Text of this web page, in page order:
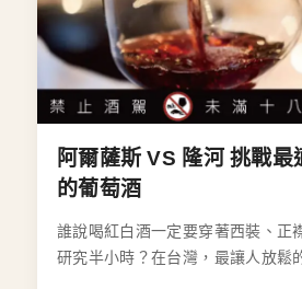
阿爾薩斯 VS 隆河 挑戰最
的葡萄酒
誰說喝紅白酒一定要穿著西裝、正
研究半小時？在台灣，最讓人放鬆